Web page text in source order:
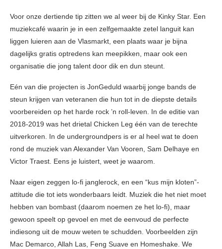
Voor onze dertiende tip zitten we al weer bij de Kinky Star. Een
muziekcafé waarin je in een zelfgemaakte zetel languit kan
liggen luieren aan de Vlasmarkt, een plaats waar je bijna
dagelijks gratis optredens kan meepikken, maar ook een
organisatie die jong talent door dik en dun steunt.
Eén van die projecten is JonGeduld waarbij jonge bands de
steun krijgen van veteranen die hun tot in de diepste details
voorbereiden op het harde rock ’n roll-leven. In de editie van
2018-2019 was het drietal Chicken Leg één van de terechte
uitverkoren. In de undergroundpers is er al heel wat te doen
rond de muziek van Alexander Van Vooren, Sam Delhaye en
Victor Traest. Eens je luistert, weet je waarom.
Naar eigen zeggen lo-fi janglerock, en een “kus mijn kloten”-
attitude die tot iets wonderbaars leidt. Muziek die het niet moet
hebben van bombast (daarom noemen ze het lo-fi), maar
gewoon speelt op gevoel en met de eenvoud de perfecte
indiesong uit de mouw weten te schudden. Voorbeelden zijn
Mac Demarco, Allah Las, Feng Suave en Homeshake. We